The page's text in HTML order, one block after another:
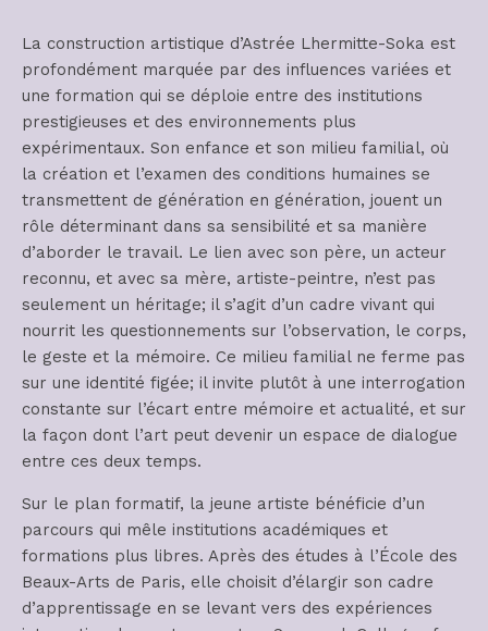
La construction artistique d’Astrée Lhermitte-Soka est
profondément marquée par des influences variées et
une formation qui se déploie entre des institutions
prestigieuses et des environnements plus
expérimentaux. Son enfance et son milieu familial, où
la création et l’examen des conditions humaines se
transmettent de génération en génération, jouent un
rôle déterminant dans sa sensibilité et sa manière
d’aborder le travail. Le lien avec son père, un acteur
reconnu, et avec sa mère, artiste-peintre, n’est pas
seulement un héritage; il s’agit d’un cadre vivant qui
nourrit les questionnements sur l’observation, le corps,
le geste et la mémoire. Ce milieu familial ne ferme pas
sur une identité figée; il invite plutôt à une interrogation
constante sur l’écart entre mémoire et actualité, et sur
la façon dont l’art peut devenir un espace de dialogue
entre ces deux temps.
Sur le plan formatif, la jeune artiste bénéficie d’un
parcours qui mêle institutions académiques et
formations plus libres. Après des études à l’École des
Beaux-Arts de Paris, elle choisit d’élargir son cadre
d’apprentissage en se levant vers des expériences